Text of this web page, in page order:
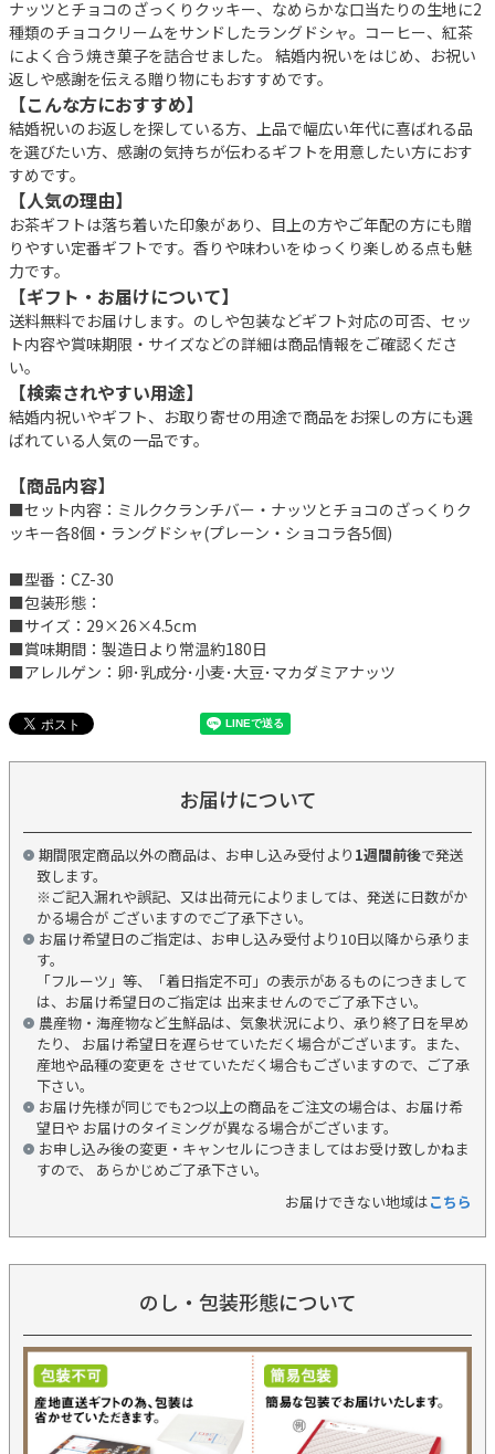
ナッツとチョコのざっくりクッキー、なめらかな口当たりの生地に2
種類のチョコクリームをサンドしたラングドシャ。コーヒー、紅茶
によく合う焼き菓子を詰合せました。 結婚内祝いをはじめ、お祝い
返しや感謝を伝える贈り物にもおすすめです。
【こんな方におすすめ】
結婚祝いのお返しを探している方、上品で幅広い年代に喜ばれる品
を選びたい方、感謝の気持ちが伝わるギフトを用意したい方におす
すめです。
【人気の理由】
お茶ギフトは落ち着いた印象があり、目上の方やご年配の方にも贈
りやすい定番ギフトです。香りや味わいをゆっくり楽しめる点も魅
力です。
【ギフト・お届けについて】
送料無料でお届けします。のしや包装などギフト対応の可否、セッ
ト内容や賞味期限・サイズなどの詳細は商品情報をご確認くださ
い。
【検索されやすい用途】
結婚内祝いやギフト、お取り寄せの用途で商品をお探しの方にも選
ばれている人気の一品です。
【商品内容】
■セット内容：ミルククランチバー・ナッツとチョコのざっくりク
ッキー各8個・ラングドシャ(プレーン・ショコラ各5個)
■型番：CZ-30
■包装形態：
■サイズ：29×26×4.5cm
■賞味期間：製造日より常温約180日
■アレルゲン：卵･乳成分･小麦･大豆･マカダミアナッツ
お届けについて
期間限定商品以外の商品は、お申し込み受付より 1週間前後で発送
致します。
※ご記入漏れや誤記、又は出荷元によりましては、発送に日数がか
かる場合が ございますのでご了承下さい。
お届け希望日のご指定は、お申し込み受付より10日以降から承りま
す。
「フルーツ」等、「着日指定不可」の表示があるものにつきまして
は、お届け希望日のご指定は 出来ませんのでご了承下さい。
農産物・海産物など生鮮品は、気象状況により、承り終了日を早め
たり、 お届け希望日を遅らせていただく場合がございます。また、
産地や品種の変更を させていただく場合もございますので、ご了承
下さい。
お届け先様が同じでも2つ以上の商品をご注文の場合は、お届け希
望日や お届けのタイミングが異なる場合がございます。
お申し込み後の変更・キャンセルにつきましてはお受け致しかねま
すので、 あらかじめご了承下さい。
お届けできない地域はこちら
のし・包装形態について